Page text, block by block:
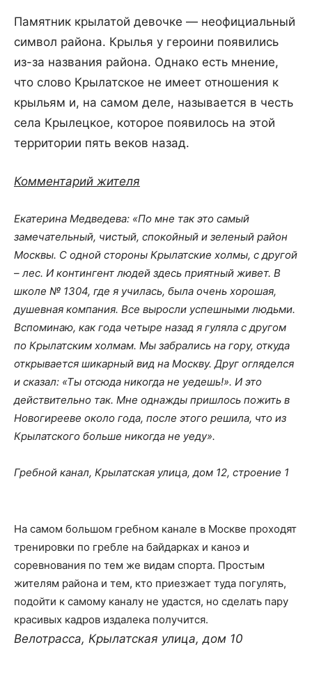
Памятник крылатой девочке — неофициальный
символ района. Крылья у героини появились
из-за названия района. Однако есть мнение,
что слово Крылатское не имеет отношения к
крыльям и, на самом деле, называется в честь
села Крылецкое, которое появилось на этой
территории пять веков назад.
Комментарий жителя
Екатерина Медведева: «По мне так это самый
замечательный, чистый, спокойный и зеленый район
Москвы. С одной стороны Крылатские холмы, с другой
– лес. И контингент людей здесь приятный живет. В
школе № 1304, где я училась, была очень хорошая,
душевная компания. Все выросли успешными людьми.
Вспоминаю, как года четыре назад я гуляла с другом
по Крылатским холмам. Мы забрались на гору, откуда
открывается шикарный вид на Москву. Друг огляделся
и сказал: «Ты отсюда никогда не уедешь!». И это
действительно так. Мне однажды пришлось пожить в
Новогирееве около года, после этого решила, что из
Крылатского больше никогда не уеду».
Гребной канал, Крылатская улица, дом 12, строение 1
На самом большом гребном канале в Москве проходят
тренировки по гребле на байдарках и каноэ и
соревнования по тем же видам спорта. Простым
жителям района и тем, кто приезжает туда погулять,
подойти к самому каналу не удастся, но сделать пару
красивых кадров издалека получится.
Велотрасса, Крылатская улица, дом 10